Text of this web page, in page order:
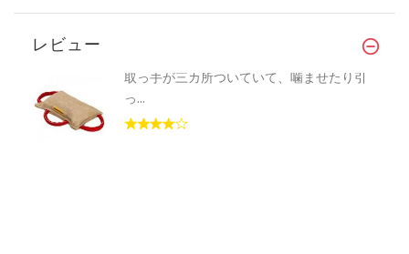
レビュー
取っ手が三カ所ついていて、噛ませたり引
っ...